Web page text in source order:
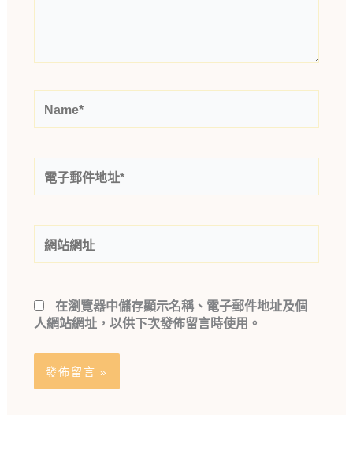
子
郵
址
*
站
網
在瀏覽器中儲存顯示名稱、電子郵件地址及個
人網站網址，以供下次發佈留言時使用。